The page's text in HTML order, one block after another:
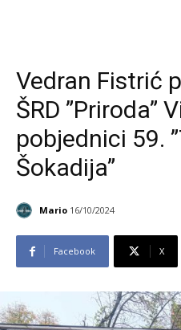
Vedran Fistrić
ŠRD ”Priroda”
pobjednici 59.
Šokadija”
Mario 16/10/2024
Facebook X